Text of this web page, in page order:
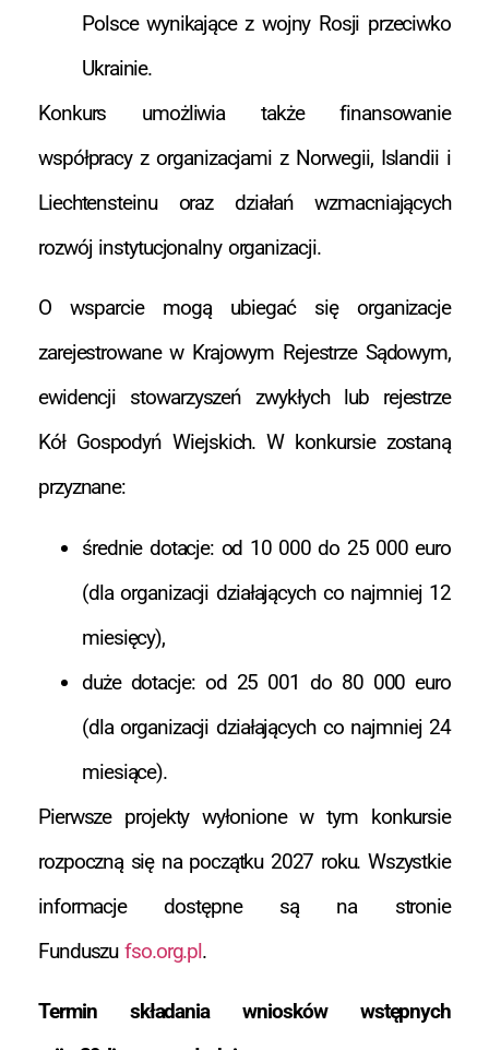
Polsce wynikające z wojny Rosji przeciwko
Ukrainie.
Konkurs umożliwia także finansowanie
współpracy z organizacjami z Norwegii, Islandii i
Liechtensteinu oraz działań wzmacniających
rozwój instytucjonalny organizacji.
O wsparcie mogą ubiegać się organizacje
zarejestrowane w Krajowym Rejestrze Sądowym,
ewidencji stowarzyszeń zwykłych lub rejestrze
Kół Gospodyń Wiejskich. W konkursie zostaną
przyznane:
średnie dotacje: od 10 000 do 25 000 euro
(dla organizacji działających co najmniej 12
miesięcy),
duże dotacje: od 25 001 do 80 000 euro
(dla organizacji działających co najmniej 24
miesiące).
Pierwsze projekty wyłonione w tym konkursie
rozpoczną się na początku 2027 roku. Wszystkie
informacje dostępne są na stronie
Funduszufso.org.pl.
Termin składania wniosków wstępnych